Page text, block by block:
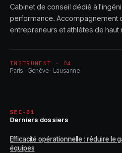
Cabinet de conseil dédié à
performance. Accompagnement
entrepreneurs et athlètes de haut
INSTRUMENT · 04
Paris · Genève · Lausanne
SEC-01
Derniers dossiers
Efficacité opérationnelle : réduire le
équipes